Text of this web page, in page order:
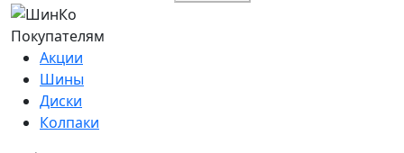
Покупателям
Акции
Шины
Диски
Колпаки